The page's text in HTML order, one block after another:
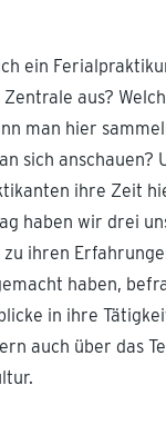
ein
aus?
man hier
sich anschauen?
ihre Zeit
haben wir drei
ihren
haben,
in ihre
auch über das